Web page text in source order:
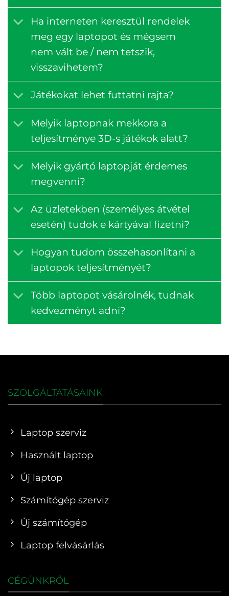
Ha interneten keresztül rendelek
meg egy laptopot és mégsem
nem vált be / nem tetszik,
visszavihetem?
Játékokat lehet futtatni rajta?
Melyik laptopnak mekkora a
teljesítménye 3D-s játékok alatt?
Melyik gyártó laptopját érdemes
megvenni?
Az üzletekben (személyes átvétel
esetén) tudok e kártyával fizetni?
Hogyan tudom összehasonlítani a
laptopok teljesítményét?
Több laptopot vásárolnék, tudnak
kedvezményt adni?
SZOLGÁLTATÁSAINK
Laptop szerviz
Használt laptop
Új laptop
Számítógép szerviz
Új számítógép
Laptop felvásárlás
CÉGÜNKRŐL